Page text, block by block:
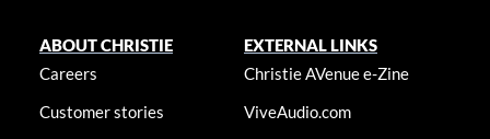
ABOUT CHRISTIE
Careers
Customer stories
EXTERNAL LINKS
Christie AVenue e-Zine
ViveAudio.com